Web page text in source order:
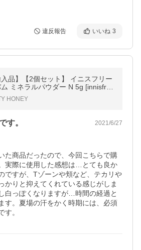
違反報告 いいね 3
入品】【2個セット】 イニスフリー
ム ミネラルパウダー N 5g [innisfree
ル フェイスパウダー 皮脂吸
HONEY
す。 2021/6/27
た商品だったので、今回こちらで購
実際に使用した感想は…とても良か
ですが、Tゾーンや頬など、テカリや
かりと抑えてくれている感じがしま
白っぽくなりますが…時間の経過と
す。夏場の汗をかく時期には、必須
す。